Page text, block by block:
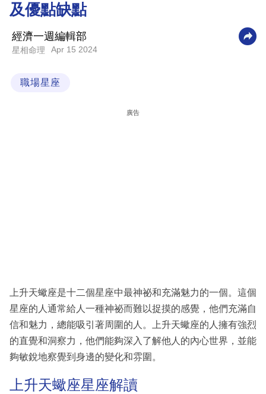
商
業
科
區
及優點缺點
經濟一週編輯部
星相命理 Apr 15 2024
職場星座
廣告
上升天蠍座是十二個星座中最神祕和充滿魅力的一個。這個
星座的人通常給人一種神祕而難以捉摸的感覺，他們充滿自
信和魅力，總能吸引著周圍的人。上升天蠍座的人擁有強烈
的直覺和洞察力，他們能夠深入了解他人的內心世界，並能
夠敏銳地察覺到身邊的變化和雰圍。
上升天蠍座星座解讀